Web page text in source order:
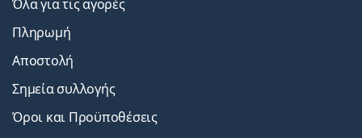
Όλα για τις αγορές
Πληρωμή
Αποστολή
Σημεία συλλογής
Όροι και Προϋποθέσεις